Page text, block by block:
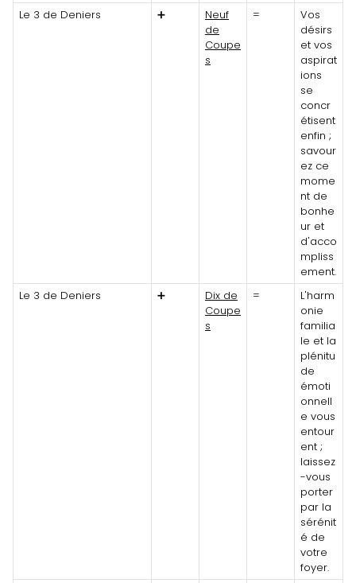
Le 3 de Deniers
➕
Neuf
de
Coupe
s
=
Vos
désirs
et vos
aspirat
ions
se
concr
étisent
enfin ;
savour
ez ce
mome
nt de
bonhe
ur et
d'acco
mpliss
ement.
Le 3 de Deniers
➕
Dix de
Coupe
s
=
L'harm
onie
familia
le et la
plénitu
de
émoti
onnell
e vous
entour
ent ;
laissez
-vous
porter
par la
sérénit
é de
votre
foyer.